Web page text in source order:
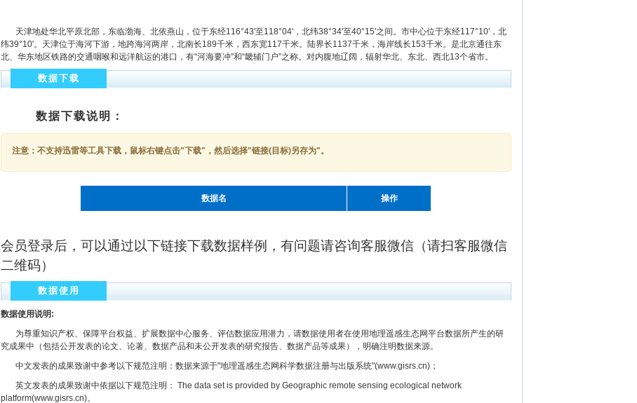
天津地处华北平原北部，东临渤海、北依燕山，位于东经116°43'至118°04'，北纬38°34'至40°15'之间。市中心位于东经117°10'，北
纬39°10'。天津位于海河下游，地跨海河两岸，北南长189千米，西东宽117千米。陆界长1137千米，海岸线长153千米。是北京通往东
北、华东地区铁路的交通咽喉和远洋航运的港口，有“河海要冲”和“畿辅门户”之称。对内腹地辽阔，辐射华北、东北、西北13个省市。
数据下载
数据下载说明：
注意：不支持迅雷等工具下载，鼠标右键点击"下载"，然后选择"链接(目标)另存为"。
数据名 操作
会员登录后，可以通过以下链接下载数据样例，有问题请咨询客服微信（请扫客服微信
二维码）
数据使用
数据使用说明:
为尊重知识产权、保障平台权益、扩展数据中心服务、评估数据应用潜力，请数据使用者在使用地理遥感生态网平台数据所产生的研
究成果中（包括公开发表的论文、论著、数据产品和未公开发表的研究报告、数据产品等成果），明确注明数据来源。
中文发表的成果致谢中参考以下规范注明：数据来源于"地理遥感生态网科学数据注册与出版系统"(www.gisrs.cn)；
英文发表的成果致谢中依据以下规范注明： The data set is provided by Geographic remote sensing ecological network
platform(www.gisrs.cn)。